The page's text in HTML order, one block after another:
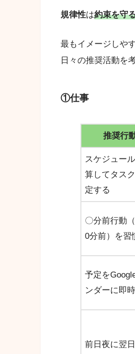
規律性は約束を守
最もイメージしや
日々の推奨活動を
①仕事
推奨行
スケジュー
算してタス
定する
〇分前行動
0分前）を習
予定を
ンダーに即
前日夜に翌